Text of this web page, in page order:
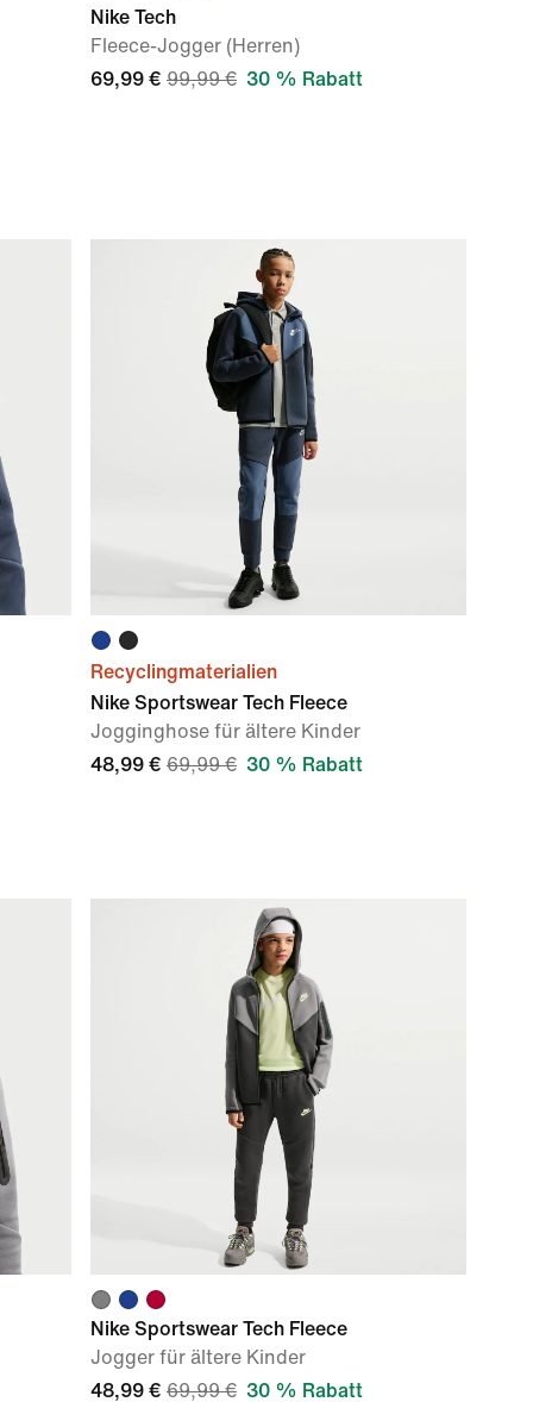
Nike Tech
Fleece-Jogger (Herren)
69,99 € 99,99 € 30 % Rabatt
Recyclingmaterialien
Nike Sportswear Tech Fleece
Jogginghose für ältere Kinder
48,99 € 69,99 € 30 % Rabatt
Nike Sportswear Tech Fleece
Jogger für ältere Kinder
48,99 € 69,99 € 30 % Rabatt